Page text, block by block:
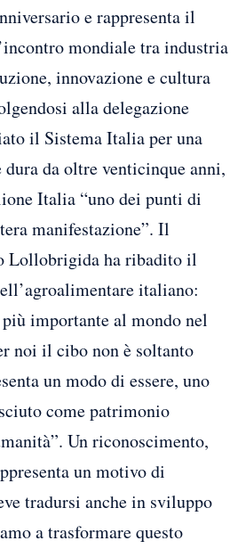
e rappresenta il
mondiale tra industria
innovazione e cultura
alla delegazione
il Sistema Italia per una
da oltre venticinque anni,
Italia “uno dei punti di
manifestazione”. Il
Lollobrigida ha ribadito il
italiano:
importante al mondo nel
noi il cibo non è soltanto
un modo di essere, uno
come patrimonio
Un riconoscimento,
un motivo di
tradursi anche in sviluppo
a trasformare questo